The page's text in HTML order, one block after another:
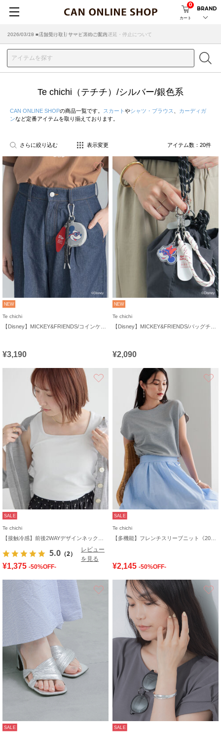
カート
0
BRAND
2026/03/18 ■店舗受け取りサービスのご案内
Te chichi（テチチ）/シルバー/銀色系
CAN ONLINE SHOPの商品一覧です。 スカート やシャツ・ブラウス
カーディガ
ンなど定番アイテムを取り揃えております。
さらに絞り込む 表示変更 アイテム数： 20件
お気に入り
NEW
Te chichi
¥3,190
NEW
Te chichi
¥2,090
SALE
Te chichi
5.0 （2）
レビュー
を見る
¥1,375 -50%OFF-
SALE
Te chichi
¥2,145 -50%OFF-
お気に入り
SALE SALE